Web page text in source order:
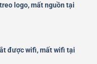
logo, mất nguồn tại
được wifi, mất wifi tại